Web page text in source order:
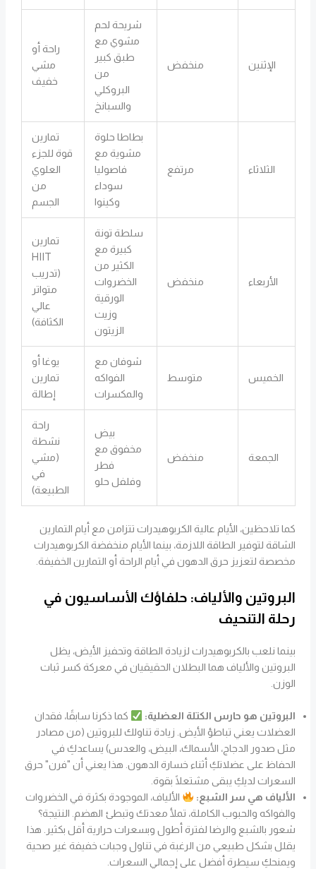
الإثنين منخفض
شريحة لحم
مشوي مع
طبق كبير
من
البروكلي
والسبانخ
راحة أو
مشي
خفيف
الثلاثاء مرتفع
بطاطا حلوة
مشوية مع
فاصوليا
سوداء
وكينوا
تمارين
قوة للجزء
العلوي
من
الجسم
الأربعاء منخفض
سلطة تونة
كبيرة مع
الكثير من
الخضروات
الورقية
وزيت
الزيتون
تمارين
HIIT
(تدريب
متواتر
عالي
الكثافة)
الخميس متوسط
شوفان مع
الفواكه
والمكسرات
يوغا أو
تمارين
إطالة
الجمعة منخفض
بيض
مخفوق مع
فطر
وفلفل حلو
راحة
نشطة
(مشي
في
الطبيعة)
كما تلاحظين، الأيام عالية الكربوهيدرات تتزامن مع أيام التمارين
الشاقة لتوفير الطاقة اللازمة، بينما الأيام منخفضة الكربوهيدرات
مخصصة لتعزيز حرق الدهون في أيام الراحة أو التمارين الخفيفة.
البروتين والألياف: حلفاؤك الأساسيون في
رحلة التنحيف
بينما نلعب بالكربوهيدرات لزيادة الطاقة وتحفيز الأيض، يظل
البروتين والألياف هما البطلان الحقيقيان في معركة كسر ثبات
الوزن.
البروتين هو حارس الكتلة العضلية:
كما ذكرنا سابقًا، فقدان
العضلات يعني تباطؤ الأيض. زيادة تناولك للبروتين (من مصادر
مثل صدور الدجاج، الأسماك، البيض، والعدس) يساعدكِ في
الحفاظ على عضلاتكِ أثناء خسارة الدهون. هذا يعني أن "فرن" حرق
السعرات لديكِ يبقى مشتعلًا بقوة.
الألياف هي سر الشبع:
الألياف، الموجودة بكثرة في الخضروات
والفواكه والحبوب الكاملة، تملأ معدتك وتبطئ الهضم. النتيجة؟
شعور بالشبع والرضا لفترة أطول وبسعرات حرارية أقل بكثير. هذا
يقلل بشكل طبيعي من الرغبة في تناول وجبات خفيفة غير صحية
ويمنحكِ سيطرة أفضل على إجمالي السعرات.